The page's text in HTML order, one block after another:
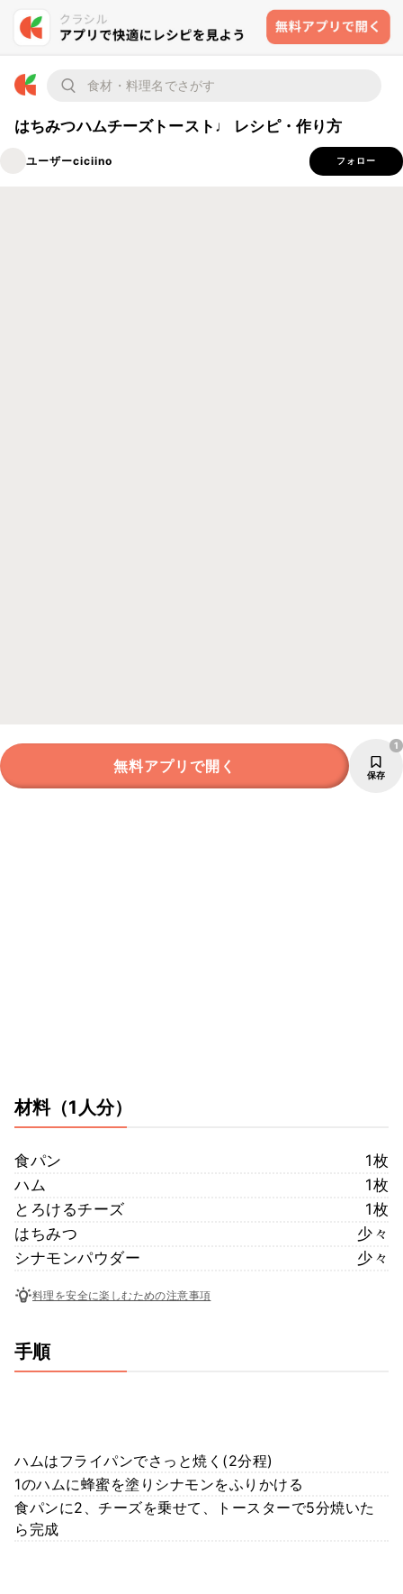
はちみつハムチーズトースト♩ レシピ・作り方
ユーザーciciino フォロー
無料アプリで開く 保存
1
材料（1人分）
食パン
1枚
ハム
1枚
とろけるチーズ
1枚
はちみつ
少々
シナモンパウダー
少々
料理を安全に楽しむための注意事項
手順
ハムはフライパンでさっと焼く(2分程)
1のハムに蜂蜜を塗りシナモンをふりかける
食パンに2、チーズを乗せて、トースターで5分焼いた
ら完成